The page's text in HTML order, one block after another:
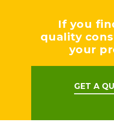
If you
quality
your
GET A